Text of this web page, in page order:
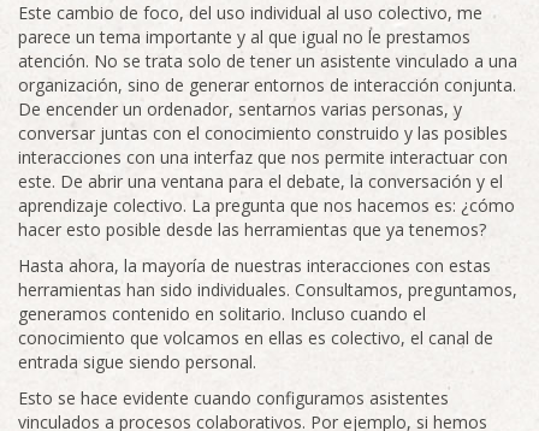
Este cambio de foco, del uso individual al uso colectivo, me
parece un tema importante y al que igual no le prestamos
atención. No se trata solo de tener un asistente vinculado a una
organización, sino de generar entornos de interacción conjunta.
De encender un ordenador, sentarnos varias personas, y
conversar juntas con el conocimiento construido y las posibles
interacciones con una interfaz que nos permite interactuar con
este. De abrir una ventana para el debate, la conversación y el
aprendizaje colectivo. La pregunta que nos hacemos es: ¿cómo
hacer esto posible desde las herramientas que ya tenemos?
Hasta ahora, la mayoría de nuestras interacciones con estas
herramientas han sido individuales. Consultamos, preguntamos,
generamos contenido en solitario. Incluso cuando el
conocimiento que volcamos en ellas es colectivo, el canal de
entrada sigue siendo personal.
Esto se hace evidente cuando configuramos asistentes
vinculados a procesos colaborativos. Por ejemplo, si hemos